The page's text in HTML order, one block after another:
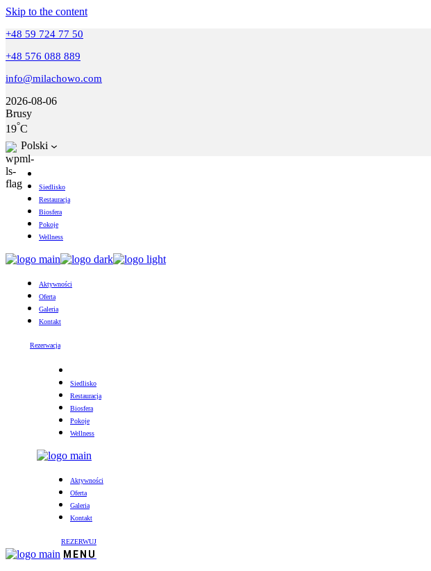
Skip to the content
+48 59 724 77 50
+48 576 088 889
info@milachowo.com
2026-08-06
Brusy
19°C
Polski
Siedlisko
Restauracja
Biosfera
Pokoje
Wellness
Aktywności
Oferta
Galeria
Kontakt
Rezerwacja
Siedlisko
Restauracja
Biosfera
Pokoje
Wellness
Aktywności
Oferta
Galeria
Kontakt
REZERWUJ